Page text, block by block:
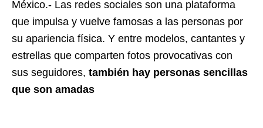
México.- Las redes sociales son una plataforma
que impulsa y vuelve famosas a las personas por
su apariencia física. Y entre modelos, cantantes y
estrellas que comparten fotos provocativas con
sus seguidores, también hay personas sencillas
que son amadas